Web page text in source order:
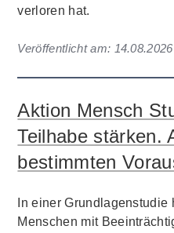
verloren hat.
Veröffentlicht am: 14.08.2026
Aktion Mensch
Teilhabe stärken.
bestimmten
In einer Grundlagenstudie
Menschen mit